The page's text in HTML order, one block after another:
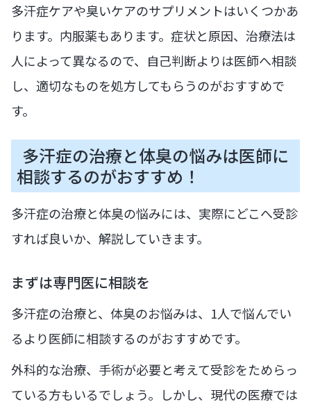
多汗症ケアや臭いケアのサプリメントはいくつかあ
ります。内服薬もあります。症状と原因、治療法は
人によって異なるので、自己判断よりは医師へ相談
し、適切なものを処方してもらうのがおすすめで
す。
多汗症の治療と体臭の悩みは医師に
相談するのがおすすめ！
多汗症の治療と体臭の悩みには、実際にどこへ受診
すれば良いか、解説していきます。
まずは専門医に相談を
多汗症の治療と、体臭のお悩みは、1人で悩んでい
るより医師に相談するのがおすすめです。
外科的な治療、手術が必要と考えて受診をためらっ
ている方もいるでしょう。しかし、現代の医療では